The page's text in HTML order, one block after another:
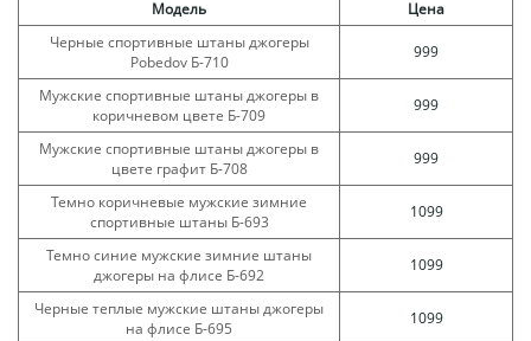
Модель
Цена
Черные спортивные штаны джогеры
Pobedov Б-710
999
Мужские спортивные штаны джогеры в
коричневом цвете Б-709
999
Мужские спортивные штаны джогеры в
цвете графит Б-708
999
Темно коричневые мужские зимние
спортивные штаны Б-693
1099
Темно синие мужские зимние штаны
джогеры на флисе Б-692
1099
Черные теплые мужские штаны джогеры
на флисе Б-695
1099